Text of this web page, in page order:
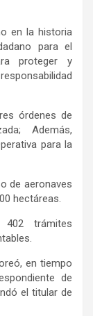
en la historia
para el
proteger y
órdenes de
Además,
para la
de aeronaves
hectáreas.
402 trámites
en tiempo
de
el titular de